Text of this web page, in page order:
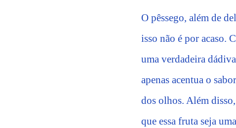
O pêssego, além de
isso não é por acaso.
uma verdadeira
apenas acentua o
dos olhos. Além
que essa fruta seja